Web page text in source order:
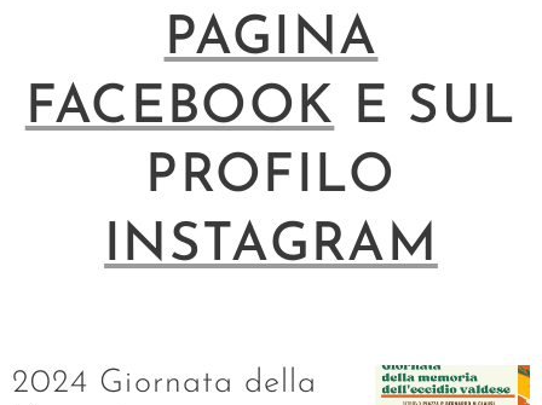
PAGINA
FACEBOOK E SUL
PROFILO
INSTAGRAM
2024 Giornata della